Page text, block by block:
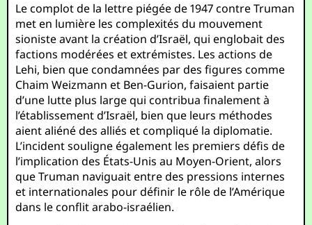
Le complot de la lettre piégée de 1947 contre Truman
met en lumière les complexités du mouvement
sioniste avant la création d’Israël, qui englobait des
factions modérées et extrémistes. Les actions de
Lehi, bien que condamnées par des figures comme
Chaim Weizmann et Ben-Gurion, faisaient partie
d’une lutte plus large qui contribua finalement à
l’établissement d’Israël, bien que leurs méthodes
aient aliéné des alliés et compliqué la diplomatie.
L’incident souligne également les premiers défis de
l’implication des États-Unis au Moyen-Orient, alors
que Truman naviguait entre des pressions internes
et internationales pour définir le rôle de l’Amérique
dans le conflit arabo-israélien.